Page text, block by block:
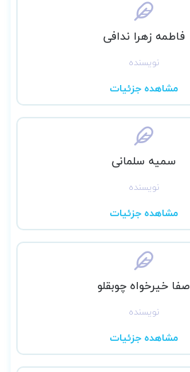
فاطمه زهرا ندافی
نویسنده
مشاهده جزئیات
سمیه سلمانی
نویسنده
مشاهده جزئیات
صفا خیرخواه چوبقلو
نویسنده
مشاهده جزئیات